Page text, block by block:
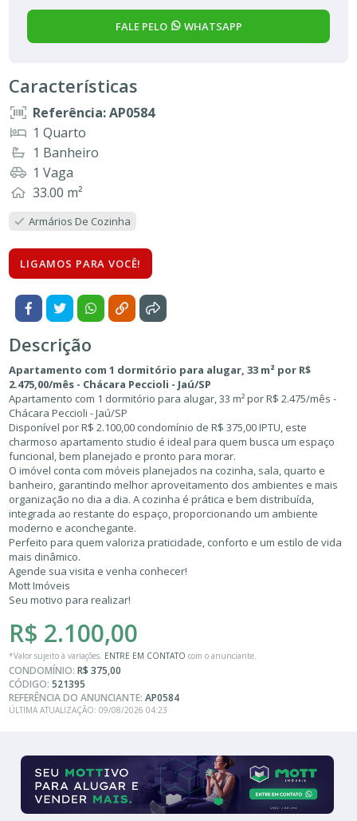
FALE PELO WHATSAPP
Características
Referência: AP0584
1 Quarto
1 Banheiro
1 Vaga
33.00 m²
Armários De Cozinha
LIGAMOS PARA VOCÊ!
Descrição
Apartamento com 1 dormitório para alugar, 33 m² por R$
2.475,00/mês - Chácara Peccioli - Jaú/SP
Apartamento com 1 dormitório para alugar, 33 m² por R$ 2.475/mês -
Chácara Peccioli - Jaú/SP
Disponível por R$ 2.100,00 condomínio de R$ 375,00 IPTU, este
charmoso apartamento studio é ideal para quem busca um espaço
funcional, bem planejado e pronto para morar.
O imóvel conta com móveis planejados na cozinha, sala, quarto e
banheiro, garantindo melhor aproveitamento dos ambientes e mais
organização no dia a dia. A cozinha é prática e bem distribuída,
integrada ao restante do espaço, proporcionando um ambiente
moderno e aconchegante.
Perfeito para quem valoriza praticidade, conforto e um estilo de vida
mais dinâmico.
Agende sua visita e venha conhecer!
Mott Imóveis
Seu motivo para realizar!
R$ 2.100,00
*Valor sujeito à variações. ENTRE EM CONTATO com o anunciante.
CONDOMÍNIO:R$ 375,00
CÓDIGO:521395
REFERÊNCIA DO ANUNCIANTE:AP0584
ÚLTIMA ATUALIZAÇÃO: 09/08/2026 04:23